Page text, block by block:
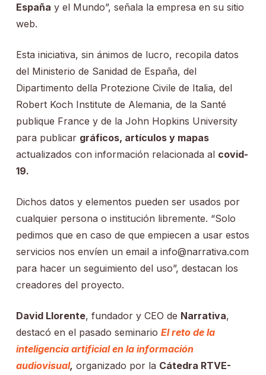
España y el Mundo”, señala la empresa en su sitio
web.
Esta iniciativa, sin ánimos de lucro, recopila datos
del Ministerio de Sanidad de España, del
Dipartimento della Protezione Civile de Italia, del
Robert Koch Institute de Alemania, de la Santé
publique France y de la John Hopkins University
para publicar gráficos, artículos y mapas
actualizados con información relacionada al covid-
19.
Dichos datos y elementos pueden ser usados por
cualquier persona o institución libremente. “Solo
pedimos que en caso de que empiecen a usar estos
servicios nos envíen un email a info@narrativa.com
para hacer un seguimiento del uso”, destacan los
creadores del proyecto.
David Llorente, fundador y CEO de Narrativa,
destacó en el pasado seminario El reto de la
inteligencia artificial en la información
audiovisual, organizado por la Cátedra RTVE-